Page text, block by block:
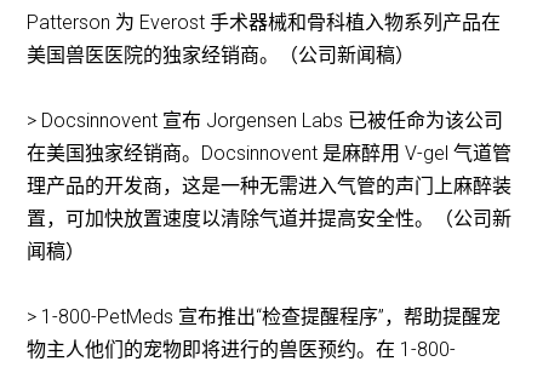
Patterson 为 Everost 手术器械和骨科植入物系列产品在
美国兽医医院的独家经销商。（公司新闻稿）
> Docsinnovent 宣布 Jorgensen Labs 已被任命为该公司
在美国独家经销商。Docsinnovent 是麻醉用 V-gel 气道管
理产品的开发商，这是一种无需进入气管的声门上麻醉装
置，可加快放置速度以清除气道并提高安全性。（公司新
闻稿）
> 1-800-PetMeds 宣布推出“检查提醒程序”，帮助提醒宠
物主人他们的宠物即将进行的兽医预约。在 1-800-